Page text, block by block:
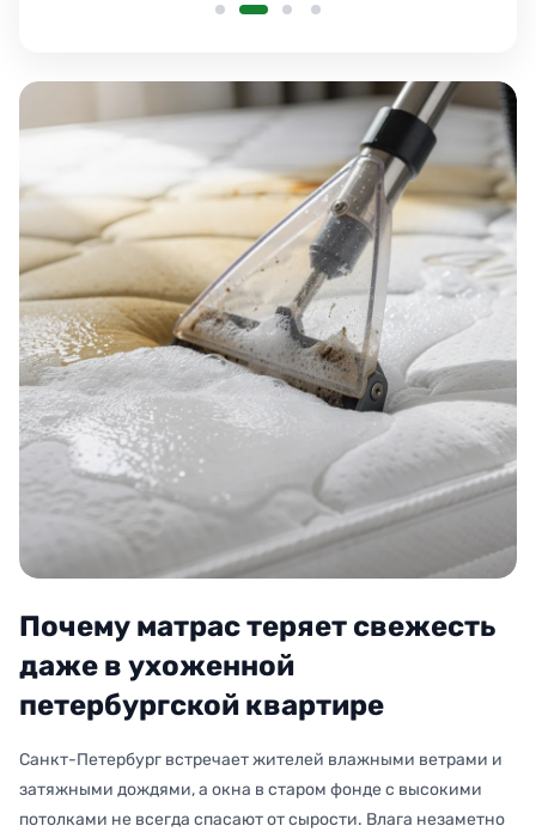
Почему матрас теряет свежесть
даже в ухоженной
петербургской квартире
Санкт-Петербург встречает жителей влажными ветрами и
затяжными дождями, а окна в старом фонде с высокими
потолками не всегда спасают от сырости. Влага незаметно